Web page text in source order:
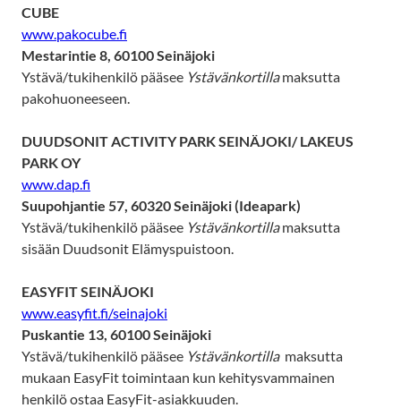
CUBE
www.pakocube.fi
Mestarintie 8, 60100 Seinäjoki
Ystävä/tukihenkilö pääsee Ystävänkortillamaksutta
pakohuoneeseen.
DUUDSONIT ACTIVITY PARK SEINÄJOKI/ LAKEUS
PARK OY
www.dap.fi
Suupohjantie 57, 60320 Seinäjoki (Ideapark)
Ystävä/tukihenkilö pääsee Ystävänkortillamaksutta
sisään Duudsonit Elämyspuistoon.
EASYFIT SEINÄJOKI
www.easyfit.fi/seinajoki
Puskantie 13, 60100 Seinäjoki
Ystävä/tukihenkilö pääsee Ystävänkortilla maksutta
mukaan EasyFit toimintaan kun kehitysvammainen
henkilö ostaa EasyFit-asiakkuuden.